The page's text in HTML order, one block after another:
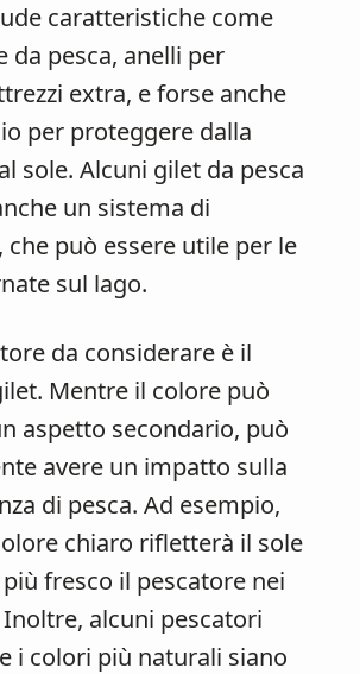
caratteristiche come
da pesca, anelli per
extra, e forse anche
per proteggere dalla
sole. Alcuni gilet da pesca
un sistema di
che può essere utile per le
sul lago.
da considerare è il
Mentre il colore può
aspetto secondario, può
avere un impatto sulla
di pesca. Ad esempio,
chiaro rifletterà il sole
fresco il pescatore nei
alcuni pescatori
i colori più naturali siano